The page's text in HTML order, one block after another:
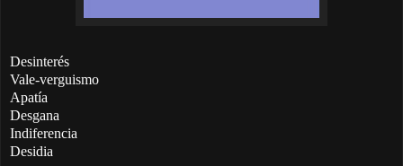
Desinterés
Vale-verguismo
Apatía
Desgana
Indiferencia
Desidia